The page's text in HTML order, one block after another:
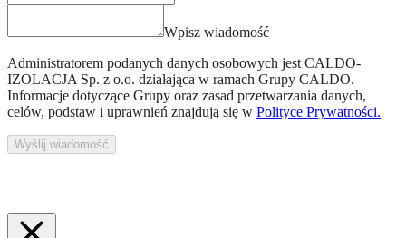
Wpisz wiadomość
Administratorem podanych danych osobowych jest CALDO-
IZOLACJA Sp. z o.o. działająca w ramach Grupy CALDO.
Informacje dotyczące Grupy oraz zasad przetwarzania danych,
celów, podstaw i uprawnień znajdują się w Polityce Prywatności.
Wyślij wiadomość